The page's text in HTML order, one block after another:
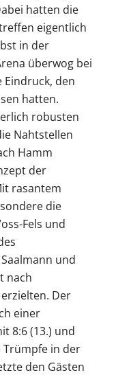
hatten die
eigentlich
in der
überwog bei
Eindruck, den
hatten.
robusten
Nahtstellen
Hamm
der
rasantem
die
Fels und
und
nach
Der
einer
8:6 (13.) und
Trümpfe in der
den Gästen